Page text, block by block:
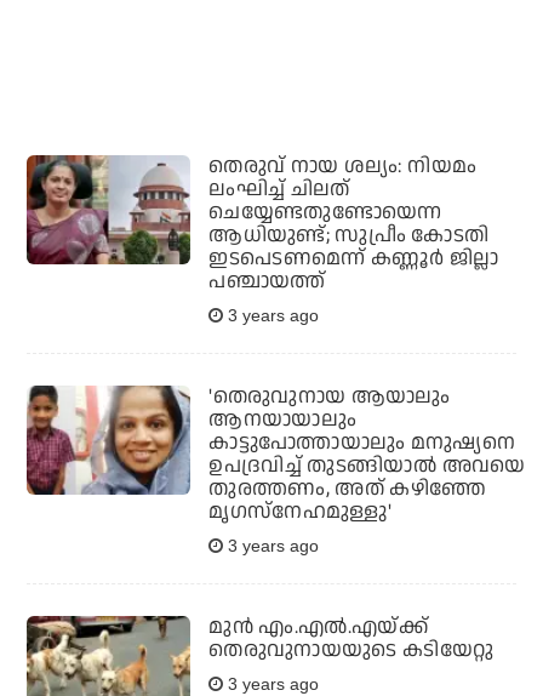
തെരുവ് നായ ശല്യം: നിയമം
ലംഘിച്ച് ചിലത്
ചെയ്യേണ്ടതുണ്ടോയെന്ന
ആധിയുണ്ട്; സുപ്രീം കോടതി
ഇടപെടണമെന്ന് കണ്ണൂര്‍ ജില്ലാ
പഞ്ചായത്ത്
3 years ago
'തെരുവുനായ ആയാലും
ആനയായാലും
കാട്ടുപോത്തായാലും മനുഷ്യനെ
ഉപദ്രവിച്ച് തുടങ്ങിയാല്‍ അവയെ
തുരത്തണം, അത് കഴിഞ്ഞേ
മൃഗസ്നേഹമുള്ളു'
3 years ago
മുൻ എം.എൽ.എയ്ക്ക്
തെരുവുനായയുടെ കടിയേറ്റു
3 years ago